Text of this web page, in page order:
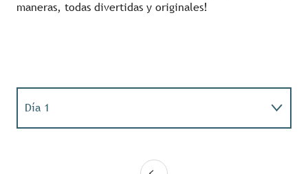
maneras, todas divertidas y originales!
Día 1